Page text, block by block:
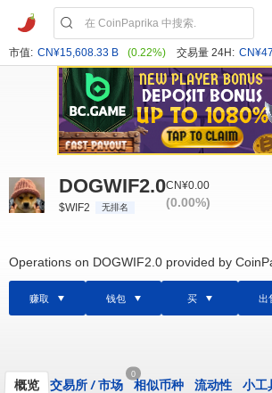
市值: CN¥15,608.33 B (0.22%) 交易量 24H:
DOGWIF2.0
$WIF2 无排名
CN¥0.00
(0.00%)
Operations on DOGWIF2.0 provided by
赚取 钱包 买 出
概览 交易所 /市场
0
相似币种 流动性 小工